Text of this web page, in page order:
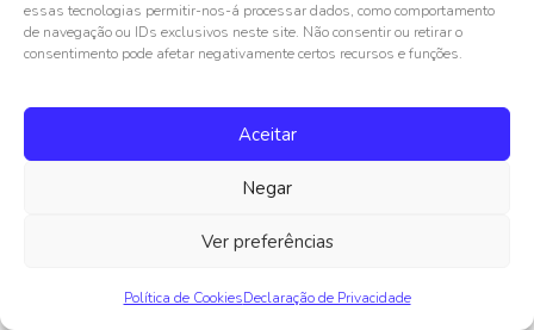
essas tecnologias permitir-nos-á processar dados, como comportamento
de navegação ou IDs exclusivos neste site. Não consentir ou retirar o
consentimento pode afetar negativamente certos recursos e funções.
Aceitar
Negar
Ver preferências
Política de CookiesDeclaração de Privacidade